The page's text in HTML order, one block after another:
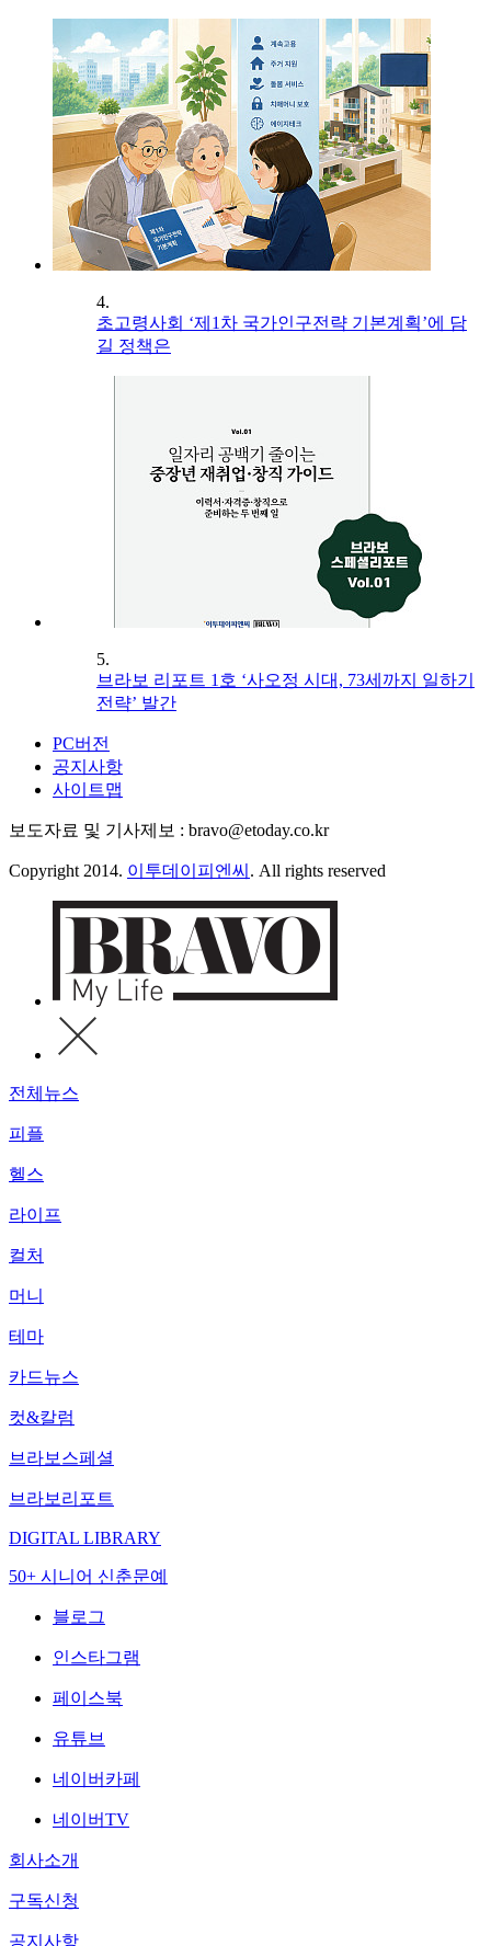
4.
초고령사회 ‘제1차 국가인구전략 기본계획’에 담
길 정책은
5.
브라보 리포트 1호 ‘사오정 시대, 73세까지 일하기
전략’ 발간
PC버전
공지사항
사이트맵
보도자료 및 기사제보 : bravo@etoday.co.kr
Copyright 2014. 이투데이피엔씨 . All rights reserved
전체뉴스
피플
헬스
라이프
컬처
머니
테마
카드뉴스
컷&칼럼
브라보스페셜
브라보리포트
DIGITAL LIBRARY
50+ 시니어 신춘문예
블로그
인스타그램
페이스북
유튜브
네이버카페
네이버TV
회사소개
구독신청
공지사항